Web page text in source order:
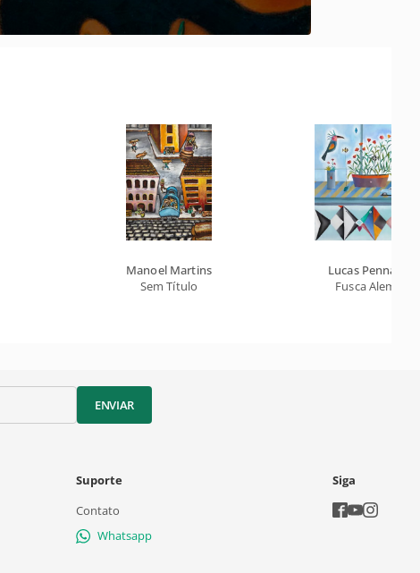
Manoel Martins
Sem Título
Lucas Pennacchi
Fusca Alemão
ENVIAR
Suporte
Contato
Whatsapp
Siga